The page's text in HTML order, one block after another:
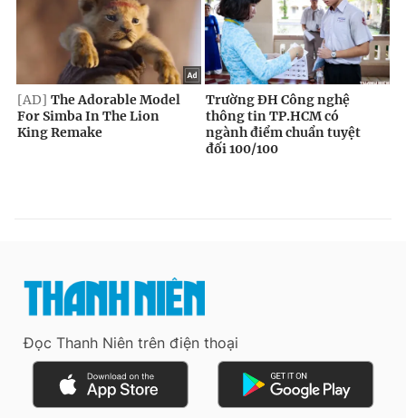
Đọc Thanh Niên trên điện thoại